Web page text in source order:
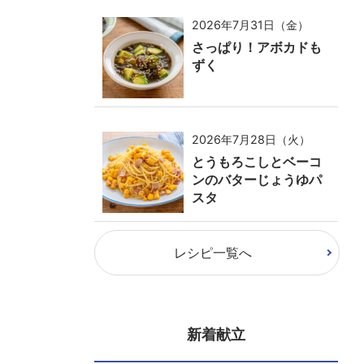
2026年7月31日（金）
さっぱり！アボカドも
ずく
2026年7月28日（火）
とうもろこしとベーコ
ンのバターじょうゆパ
スタ
レシピ一覧へ
新着献立